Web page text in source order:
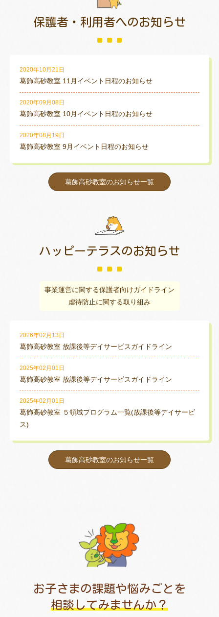
保護者・利用者へのお知らせ
2020年10月21日
葛飾高砂教室 11月イベント日程のお知らせ
2020年09月08日
葛飾高砂教室 10月イベント日程のお知らせ
2020年08月19日
葛飾高砂教室 9月イベント日程のお知らせ
葛飾高砂教室のお知らせ一覧
ハッピーテラスのお知らせ
事業運営に関する保護者向けガイドライン
虐待防止に関する取り組み
2026年02月13日
葛飾高砂教室 放課後等デイサービスガイドライン
2025年02月01日
葛飾高砂教室 放課後等デイサービスガイドライン
2025年02月01日
葛飾高砂教室 ５領域プログラム一覧(放課後等デイサービ
ス)
葛飾高砂教室のお知らせ一覧
お子さまの課題や悩みごとを
相談してみませんか？